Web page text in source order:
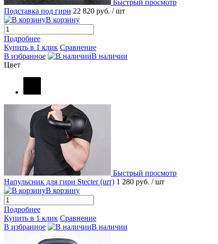
Быстрый просмотр
Подставка под гири 22 820 руб. / шт
В корзину
Подробнее
Купить в 1 клик Сравнение
В избранное
В наличии
Цвет
Быстрый просмотр
Напульсник для гири Stecter (шт) 1 280 руб. / шт
В корзину
Подробнее
Купить в 1 клик Сравнение
В избранное
В наличии